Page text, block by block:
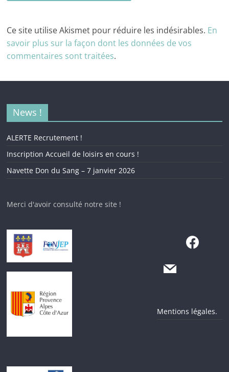
Ce site utilise Akismet pour réduire les indésirables. En
savoir plus sur la façon dont les données de vos
commentaires sont traitées.
News !
ALERTE Recrutement !
Inscription Accueil de loisirs en cours !
Navette Don du Sang – 7 janvier 2026
Merci d'avoir consulté notre site !
Mentions légales.